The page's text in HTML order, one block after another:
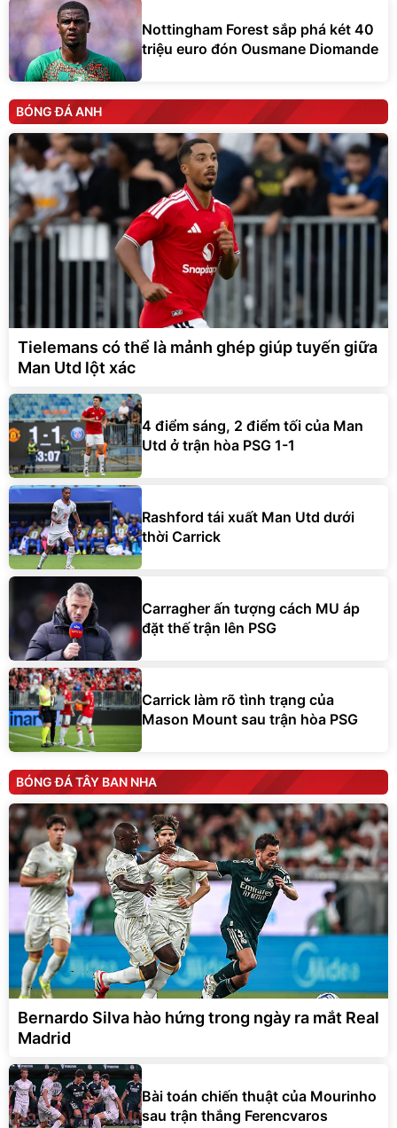
Nottingham Forest sắp phá két 40
triệu euro đón Ousmane Diomande
BÓNG ĐÁ ANH
Tielemans có thể là mảnh ghép giúp tuyến giữa
Man Utd lột xác
4 điểm sáng, 2 điểm tối của Man
Utd ở trận hòa PSG 1-1
Rashford tái xuất Man Utd dưới
thời Carrick
Carragher ấn tượng cách MU áp
đặt thế trận lên PSG
Carrick làm rõ tình trạng của
Mason Mount sau trận hòa PSG
BÓNG ĐÁ TÂY BAN NHA
Bernardo Silva hào hứng trong ngày ra mắt Real
Madrid
Bài toán chiến thuật của Mourinho
sau trận thắng Ferencvaros